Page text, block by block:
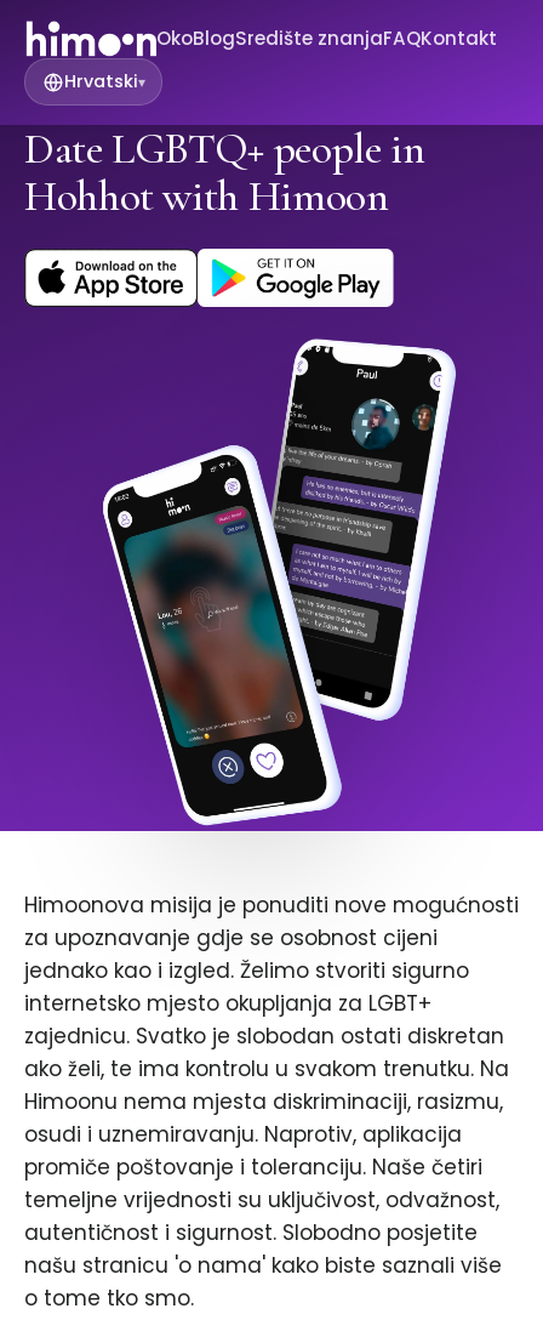
OkoBlogSredište znanjaFAQKontakt
Hrvatski▾
Date LGBTQ+ people in
Hohhot with Himoon
Himoonova misija je ponuditi nove mogućnosti
za upoznavanje gdje se osobnost cijeni
jednako kao i izgled. Želimo stvoriti sigurno
internetsko mjesto okupljanja za LGBT+
zajednicu. Svatko je slobodan ostati diskretan
ako želi, te ima kontrolu u svakom trenutku. Na
Himoonu nema mjesta diskriminaciji, rasizmu,
osudi i uznemiravanju. Naprotiv, aplikacija
promiče poštovanje i toleranciju. Naše četiri
temeljne vrijednosti su uključivost, odvažnost,
autentičnost i sigurnost. Slobodno posjetite
našu stranicu 'o nama' kako biste saznali više
o tome tko smo.